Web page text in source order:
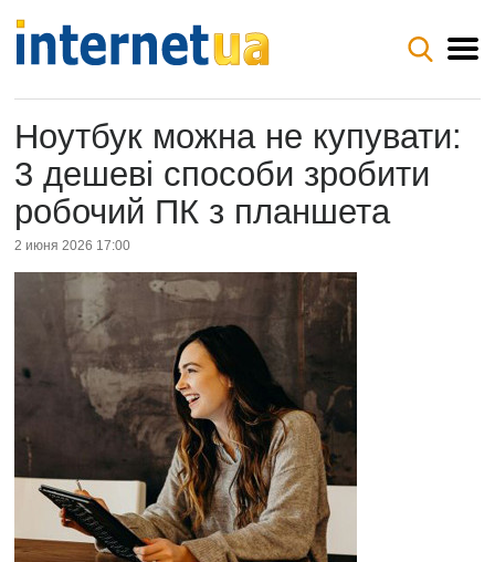
Ноутбук можна не купувати:
3 дешеві способи зробити
робочий ПК з планшета
2 июня 2026 17:00